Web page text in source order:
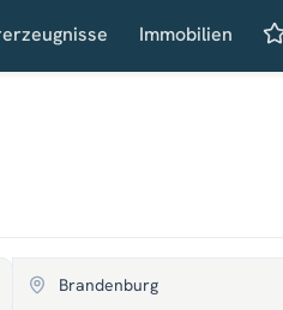
Immobilien